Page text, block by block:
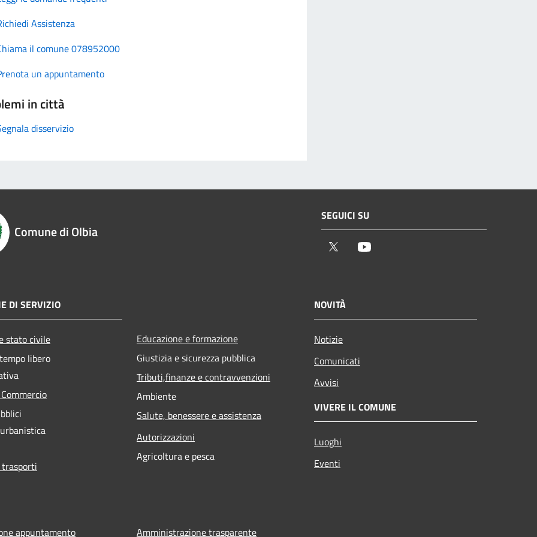
Assistenza
il comune 078952000
un appuntamento
in città
disservizio
Comune di Olbia
SEGUICI SU
Twitter
DI SERVIZIO
stato civile
libero
Educazione e formazione
Giustizia e sicurezza pubblica
Tributi,finanze e contravvenzioni
Ambiente
Salute, benessere e assistenza
Autorizzazioni
Agricoltura e pesca
NOVITÀ
Notizie
Comunicati
Avvisi
VIVERE IL COMUNE
Luoghi
Eventi
appuntamento Amministrazione trasparente